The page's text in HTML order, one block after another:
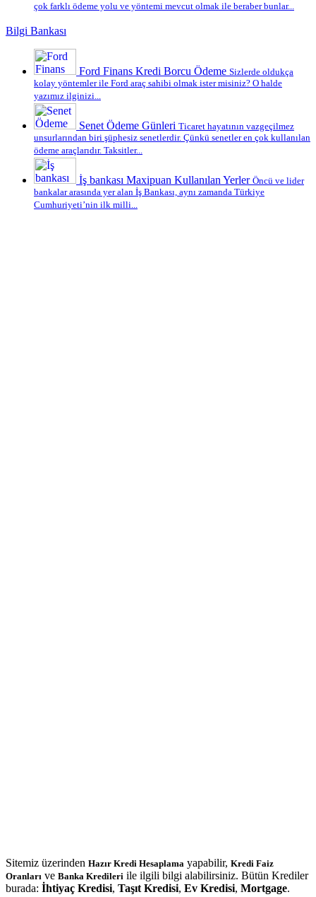
çok farklı ödeme yolu ve yöntemi mevcut olmak ile beraber bunlar...
Bilgi Bankası
Ford Finans Kredi Borcu Ödeme Sizlerde oldukça
kolay yöntemler ile Ford araç sahibi olmak ister misiniz? O halde
yazımız ilginizi...
Senet Ödeme Günleri Ticaret hayatının vazgeçilmez
unsurlarından biri şüphesiz senetlerdir. Çünkü senetler en çok kullanılan
ödeme araçlarıdır. Taksitler...
İş bankası Maxipuan Kullanılan Yerler Öncü ve lider
bankalar arasında yer alan İş Bankası, aynı zamanda Türkiye
Cumhuriyeti’nin ilk milli...
Sitemiz üzerinden Hazır Kredi Hesaplama yapabilir, Kredi Faiz
Oranları ve Banka Kredileri ile ilgili bilgi alabilirsiniz. Bütün Krediler
burada: İhtiyaç Kredisi, Taşıt Kredisi, Ev Kredisi, Mortgage.